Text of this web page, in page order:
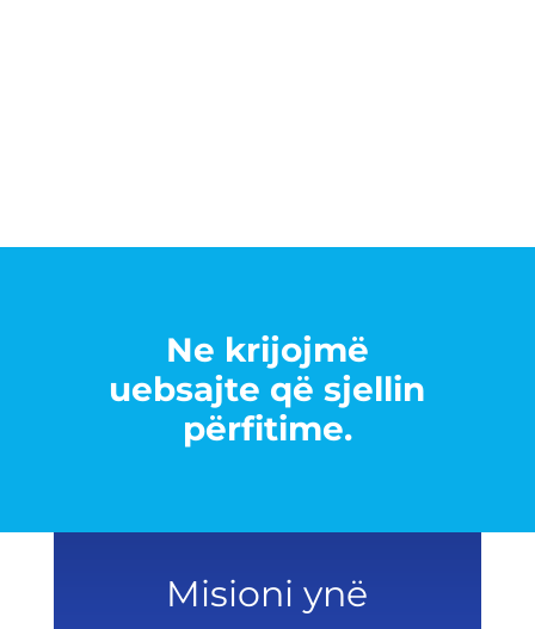
Ne krijojmë
uebsajte që sjellin
përfitime.
Misioni ynë